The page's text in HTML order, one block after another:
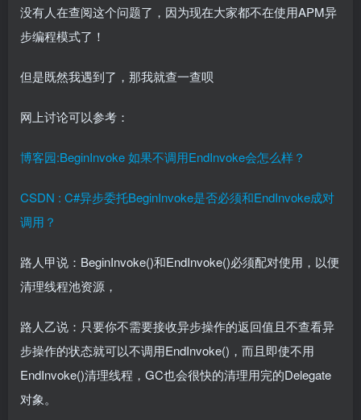
没有人在查阅这个问题了，因为现在大家都不在使用APM异
步编程模式了！
但是既然我遇到了，那我就查一查呗
网上讨论可以参考：
博客园:BeginInvoke 如果不调用EndInvoke会怎么样？
CSDN : C#异步委托BeginInvoke是否必须和EndInvoke成对
调用？
路人甲说：BeginInvoke()和EndInvoke()必须配对使用，以便
清理线程池资源，
路人乙说：只要你不需要接收异步操作的返回值且不查看异
步操作的状态就可以不调用EndInvoke()，而且即使不用
EndInvoke()清理线程，GC也会很快的清理用完的Delegate
对象。